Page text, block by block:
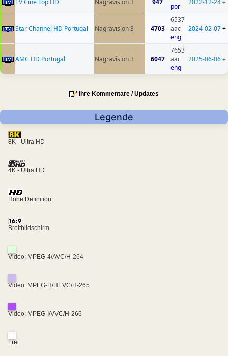
TV Cine Top HD Nagravision 3 947
por
2022-12-24+
Star Channel HD Portugal Nagravision 3 4703
6537
aac
eng
2024-02-07+
AMC HD Portugal Nagravision 3 6047
7653
aac
eng
2025-06-06+
Ihre Kommentare / Updates
Legende
8K - Ultra HD
4K - Ultra HD
Hohe Definition
Breitbildschirm
Video: MPEG-4/AVC/H-264
Video: MPEG-H/HEVC/H-265
Video: MPEG-I/VVC/H-266
Frei